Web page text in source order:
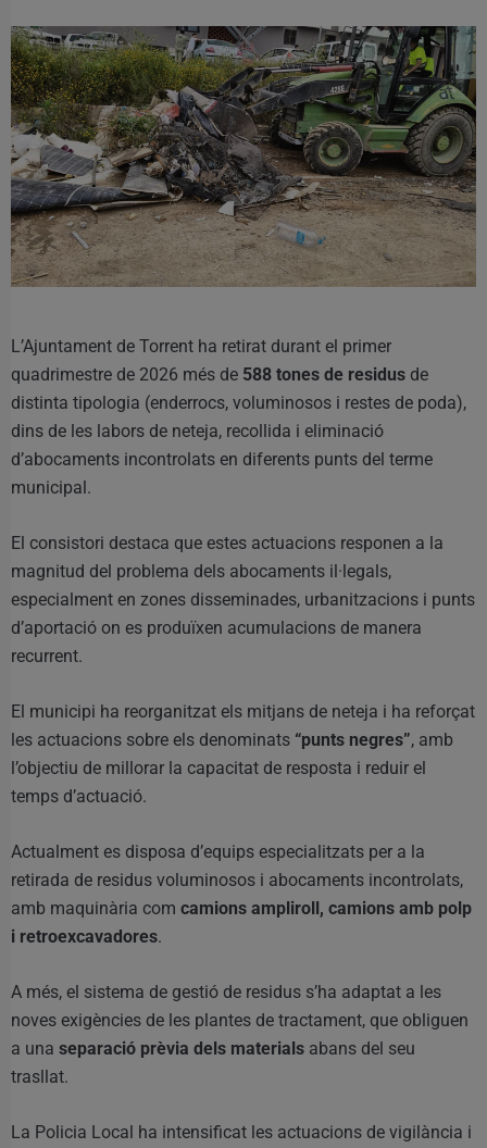
L’Ajuntament de Torrent ha retirat durant el primer
quadrimestre de 2026 més de 588 tones de residus de
distinta tipologia (enderrocs, voluminosos i restes de poda),
dins de les labors de neteja, recollida i eliminació
d’abocaments incontrolats en diferents punts del terme
municipal.
El consistori destaca que estes actuacions responen a la
magnitud del problema dels abocaments il·legals,
especialment en zones disseminades, urbanitzacions i punts
d’aportació on es produïxen acumulacions de manera
recurrent.
El municipi ha reorganitzat els mitjans de neteja i ha reforçat
les actuacions sobre els denominats “punts negres”, amb
l’objectiu de millorar la capacitat de resposta i reduir el
temps d’actuació.
Actualment es disposa d’equips especialitzats per a la
retirada de residus voluminosos i abocaments incontrolats,
amb maquinària com camions ampliroll, camions amb polp
i retroexcavadores.
A més, el sistema de gestió de residus s’ha adaptat a les
noves exigències de les plantes de tractament, que obliguen
a una separació prèvia dels materials abans del seu
trasllat.
La Policia Local ha intensificat les actuacions de vigilància i